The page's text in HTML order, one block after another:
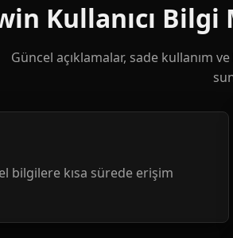
Kullanıcı
Güncel açıklamalar, sade kullanım
bilgilere kısa sürede erişim